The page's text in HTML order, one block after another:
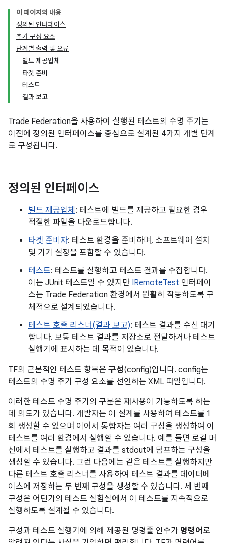
이 페이지의 내용
정의된 인터페이스
추가 구성 요소
단계별 출력 및 오류
빌드 제공업체
타겟 준비
테스트
결과 보고
Trade Federation을 사용하여 실행된 테스트의 수명 주기는
이전에 정의된 인터페이스를 중심으로 설계된 4가지 개별 단계
로 구성됩니다.
정의된 인터페이스
빌드 제공업체 : 테스트에 빌드를 제공하고 필요한 경우
적절한 파일을 다운로드합니다.
타겟 준비자: 테스트 환경을 준비하며, 소프트웨어 설치
및 기기 설정을 포함할 수 있습니다.
테스트: 테스트를 실행하고 테스트 결과를 수집합니다.
이는 JUnit 테스트일 수 있지만 IRemoteTest 인터페이
스는 Trade Federation 환경에서 원활히 작동하도록 구
체적으로 설계되었습니다.
테스트 호출 리스너(결과 보고): 테스트 결과를 수신 대기
합니다. 보통 테스트 결과를 저장소로 전달하거나 테스트
실행기에 표시하는 데 목적이 있습니다.
TF의 근본적인 테스트 항목은 구성(config)입니다. config는
테스트의 수명 주기 구성 요소를 선언하는 XML 파일입니다.
이러한 테스트 수명 주기의 구분은 재사용이 가능하도록 하는
데 의도가 있습니다. 개발자는 이 설계를 사용하여 테스트를 1
회 생성할 수 있으며 이어서 통합자는 여러 구성을 생성하여 이
테스트를 여러 환경에서 실행할 수 있습니다. 예를 들면 로컬 머
신에서 테스트를 실행하고 결과를 stdout에 덤프하는 구성을
생성할 수 있습니다. 그런 다음에는 같은 테스트를 실행하지만
다른 테스트 호출 리스너를 사용하여 테스트 결과를 데이터베
이스에 저장하는 두 번째 구성을 생성할 수 있습니다. 세 번째
구성은 어딘가의 테스트 실험실에서 이 테스트를 지속적으로
실행하도록 설계될 수 있습니다.
구성과 테스트 실행기에 의해 제공된 명령줄 인수가 명령어 로